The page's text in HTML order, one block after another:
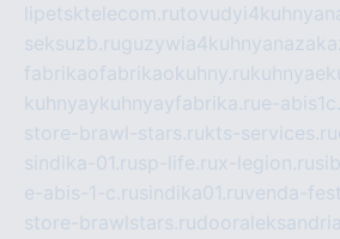
lipetsktelecom.ru
seksuzb.ru
fabrikaofabrikaokuhny.ru
kuhnyaykuhnyayfabrika.rue-
store-brawl-stars.rukts-services.ru
sindika-01.rusp-life.rux-legion.ru
e-abis-1-c.rusindika01.ruvenda-
store-brawlstars.ru